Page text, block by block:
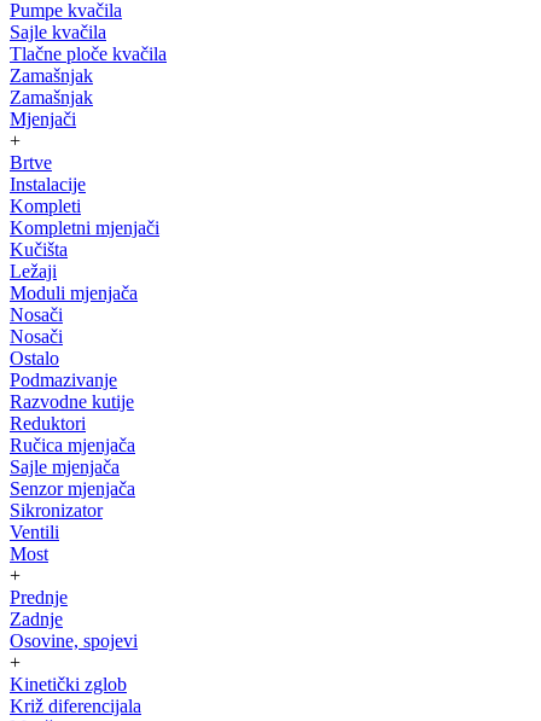
Pumpe kvačila
Sajle kvačila
Tlačne ploče kvačila
Zamašnjak
Zamašnjak
Mjenjači
+
Brtve
Instalacije
Kompleti
Kompletni mjenjači
Kučišta
Ležaji
Moduli mjenjača
Nosači
Nosači
Ostalo
Podmazivanje
Razvodne kutije
Reduktori
Ručica mjenjača
Sajle mjenjača
Senzor mjenjača
Sikronizator
Ventili
Most
+
Prednje
Zadnje
Osovine, spojevi
+
Kinetički zglob
Križ diferencijala